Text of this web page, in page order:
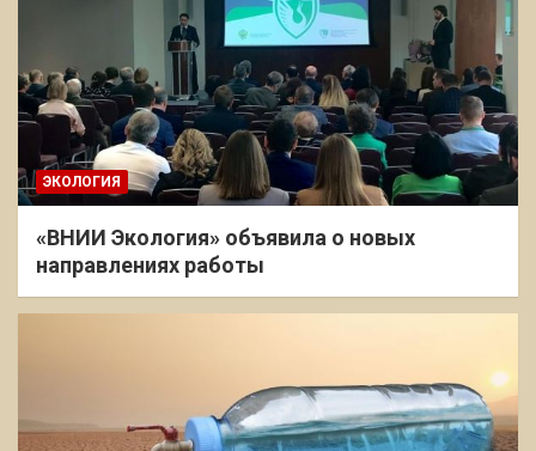
ЭКОЛОГИЯ
«ВНИИ Экология» объявила о новых
направлениях работы